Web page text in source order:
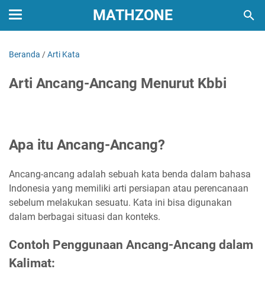
MATHZONE
Beranda /Arti Kata
Arti Ancang-Ancang Menurut Kbbi
Apa itu Ancang-Ancang?
Ancang-ancang adalah sebuah kata benda dalam bahasa
Indonesia yang memiliki arti persiapan atau perencanaan
sebelum melakukan sesuatu. Kata ini bisa digunakan
dalam berbagai situasi dan konteks.
Contoh Penggunaan Ancang-Ancang dalam
Kalimat: